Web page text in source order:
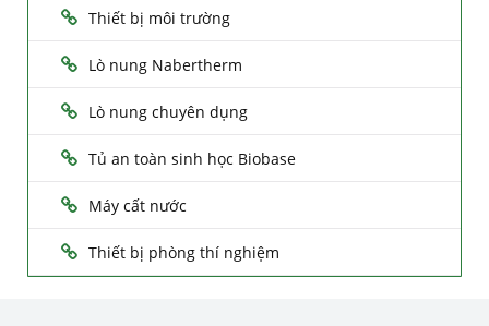
Thiết bị môi trường
Lò nung Nabertherm
Lò nung chuyên dụng
Tủ an toàn sinh học Biobase
Máy cất nước
Thiết bị phòng thí nghiệm